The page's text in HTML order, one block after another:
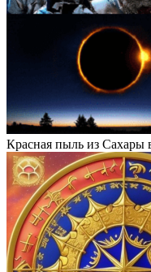
Красная пыль из Сахары